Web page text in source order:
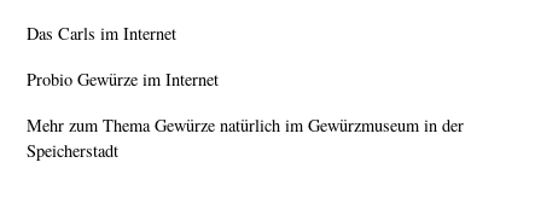
Das Carls im Internet
Probio Gewürze im Internet
Mehr zum Thema Gewürze natürlich im Gewürzmuseum in der
Speicherstadt